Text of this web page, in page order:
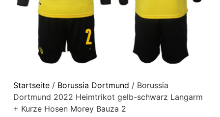
Startseite/ Borussia Dortmund / Borussia
Dortmund 2022 Heimtrikot gelb-schwarz Langarm
+ Kurze Hosen Morey Bauza 2